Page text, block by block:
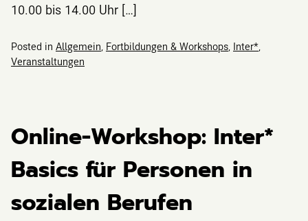
10.00 bis 14.00 Uhr […]
Posted in Allgemein, Fortbildungen & Workshops, Inter*,
Veranstaltungen
Online-Workshop: Inter*
Basics für Personen in
sozialen Berufen